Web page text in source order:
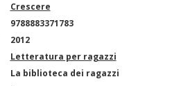
Crescere
9788883371783
2012
Letteratura per ragazzi
La biblioteca dei ragazzi